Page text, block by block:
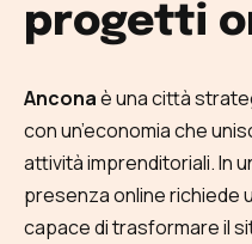
progetti
Anconaè una città
con un’economia che
attività imprenditoriali. In
presenza online richiede
capace di trasformare il